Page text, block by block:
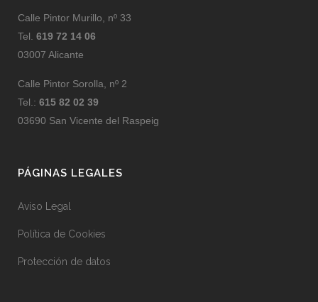
Calle Pintor Murillo, nº 33
Tel. 619 72 14 06
03007 Alicante
Calle Pintor Sorolla, nº 2
Tel.: 615 82 02 39
03690 San Vicente del Raspeig
PÁGINAS LEGALES
Aviso Legal
Política de Cookies
Protección de datos